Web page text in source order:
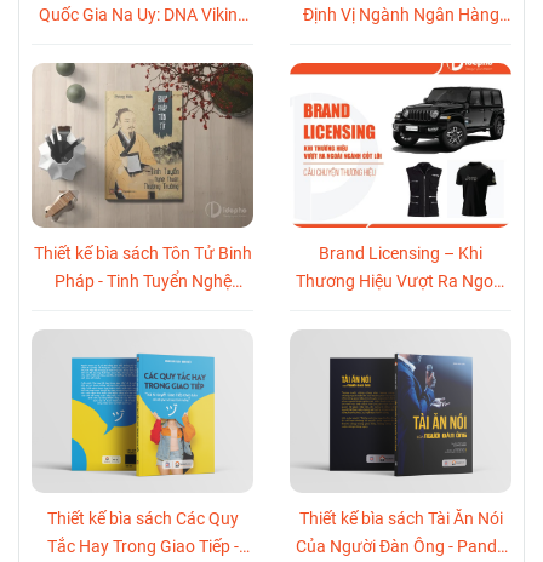
Quốc Gia Na Uy: DNA Viking
Thông Toàn Cầu Tại World
Cup 2026
Định Vị Ngành Ngân Hàng
Thiết kế bìa sách Tôn Tử Binh
Pháp - Tinh Tuyển Nghệ
Brand Licensing – Khi
Thương Hiệu Vượt Ra Ngoài
Thiết kế bìa sách Các Quy
Tắc Hay Trong Giao Tiếp -
Thiết kế bìa sách Tài Ăn Nói
Của Người Đàn Ông - Panda